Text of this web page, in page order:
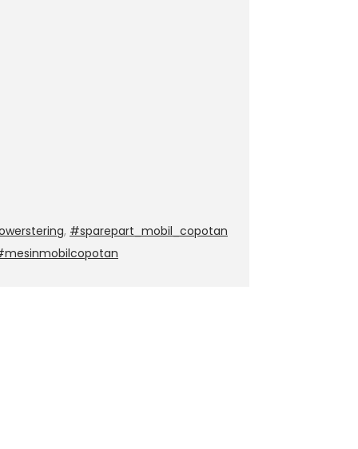
, #sparepart_mobil_copotan